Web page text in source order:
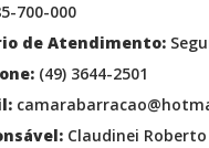
700-000
de Atendimento:
(49) 3644-2501
Claudinei Roberto